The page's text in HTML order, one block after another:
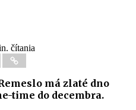
čítania
má zlaté dno
time do decembra.